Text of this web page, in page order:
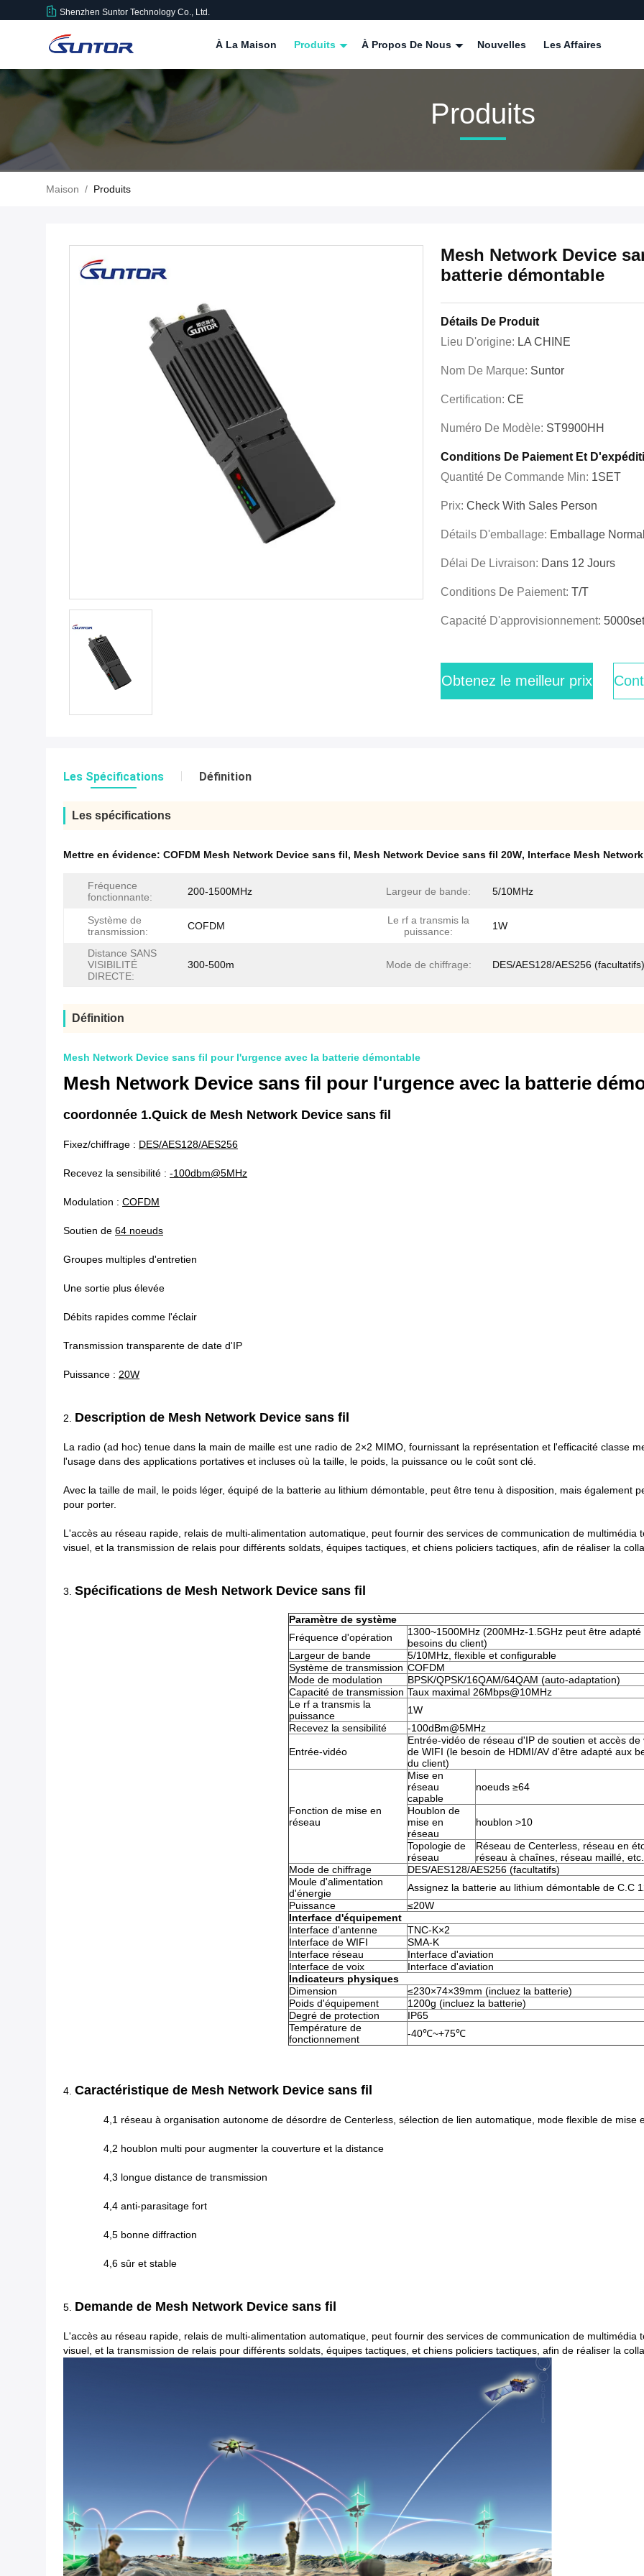
Shenzhen Suntor Technology Co., Ltd.
À La Maison Produits À Propos De Nous Nouvelles Les Affaires
Produits
Maison / Produits
Mesh Network Device
batterie démontable
Détails De Produit
Lieu D'origine: LA CHINE
Nom De Marque: Suntor
Certification: CE
Numéro De Modèle: ST9900HH
Conditions De Paiement Et
Quantité De Commande Min: 1SET
Prix: Check With Sales Person
Détails D'emballage: Emballage
Délai De Livraison: Dans 12 Jours
Conditions De Paiement: T/T
Capacité D'approvisionnement: 5000set
Obtenez le meilleur prix
Les Spécifications Définition
Les spécifications
Mettre en évidence: COFDM Mesh Network Device sans fil, Mesh Network Device sans fil 20W, Interface Mesh
Fréquence
fonctionnante:
200-1500MHz Largeur de bande: 5/10MHz
Système de
transmission:
COFDM
Le rf a transmis la
puissance:
1W
Distance SANS
VISIBILITÉ
DIRECTE:
300-500m Mode de chiffrage: DES/AES128/AES256 (facultatifs)
Définition
Mesh Network Device sans fil pour l'urgence avec la batterie démontable
Mesh Network Device sans fil pour l'urgence avec la batterie
coordonnée 1.Quick de Mesh Network Device sans fil
Fixez/chiffrage : DES/AES128/AES256
Recevez la sensibilité : -100dbm@5MHz
Modulation : COFDM
Soutien de 64 noeuds
Groupes multiples d'entretien
Une sortie plus élevée
Débits rapides comme l'éclair
Transmission transparente de date d'IP
Puissance : 20W
2. Description de Mesh Network Device sans fil
La radio (ad hoc) tenue dans la main de maille est une radio de 2×2 MIMO, fournissant la représentation et l'efficacité classe
l'usage dans des applications portatives et incluses où la taille, le poids, la puissance ou le coût sont clé.
Avec la taille de mail, le poids léger, équipé de la batterie au lithium démontable, peut être tenu à disposition, mais également
pour porter.
L'accès au réseau rapide, relais de multi-alimentation automatique, peut fournir des services de communication de
visuel, et la transmission de relais pour différents soldats, équipes tactiques, et chiens policiers tactiques, afin de réaliser la
3. Spécifications de Mesh Network Device sans fil
Paramètre de système
Fréquence d'opération
1300~1500MHz (200MHz-1.5GHz peut être adapté
besoins du client)
Largeur de bande
5/10MHz, flexible et configurable
Système de transmission COFDM
Mode de modulation
BPSK/QPSK/16QAM/64QAM (auto-adaptation)
Capacité de transmission Taux maximal 26Mbps@10MHz
Le rf a transmis la
puissance
1W
Recevez la sensibilité
-100dBm@5MHz
Entrée-vidéo
Entrée-vidéo de réseau d'IP de soutien et accès de
de WIFI (le besoin de HDMI/AV d'être adapté aux
du client)
Fonction de mise en
réseau
Mise en
réseau
capable
noeuds ≥64
Houblon de
mise en
réseau
houblon >10
Topologie de
réseau
Réseau de Centerless, réseau en
réseau à chaînes, réseau maillé, etc.
Mode de chiffrage
DES/AES128/AES256 (facultatifs)
Moule d'alimentation
d'énergie
Assignez la batterie au lithium démontable de C.C
Puissance
≤20W
Interface d'équipement
Interface d'antenne
TNC-K×2
Interface de WIFI
SMA-K
Interface réseau
Interface d'aviation
Interface de voix
Interface d'aviation
Indicateurs physiques
Dimension
≤230×74×39mm (incluez la batterie)
Poids d'équipement
1200g (incluez la batterie)
Degré de protection
IP65
Température de
fonctionnement
-40℃~+75℃
4. Caractéristique de Mesh Network Device sans fil
4,1 réseau à organisation autonome de désordre de Centerless, sélection de lien automatique, mode flexible de mise
4,2 houblon multi pour augmenter la couverture et la distance
4,3 longue distance de transmission
4,4 anti-parasitage fort
4,5 bonne diffraction
4,6 sûr et stable
5. Demande de Mesh Network Device sans fil
L'accès au réseau rapide, relais de multi-alimentation automatique, peut fournir des services de communication de
visuel, et la transmission de relais pour différents soldats, équipes tactiques, et chiens policiers tactiques, afin de réaliser la